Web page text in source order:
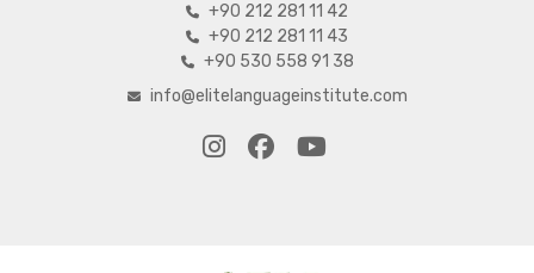
+90 212 281 11 42
+90 212 281 11 43
+90 530 558 91 38
info@elitelanguageinstitute.com